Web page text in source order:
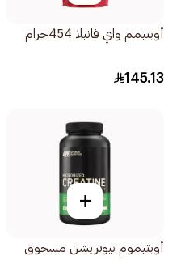
أوبتيمم واي فانيلا 454جرام
145.13
+
أوبتيموم نيوتريشن مسحوق